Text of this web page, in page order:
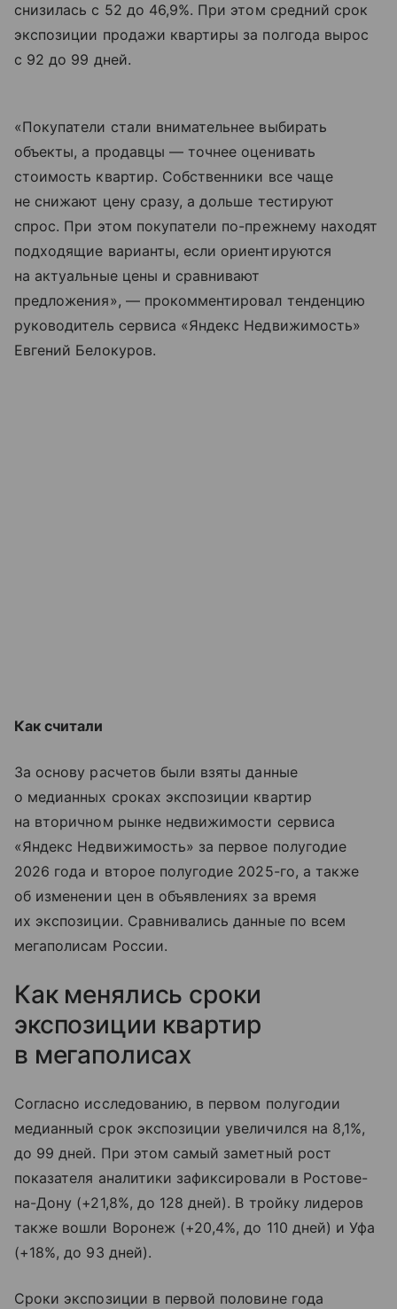
снизилась с 52 до 46,9%. При этом средний срок
экспозиции продажи квартиры за полгода вырос
с 92 до 99 дней.
«Покупатели стали внимательнее выбирать
объекты, а продавцы — точнее оценивать
стоимость квартир. Собственники все чаще
не снижают цену сразу, а дольше тестируют
спрос. При этом покупатели по-прежнему находят
подходящие варианты, если ориентируются
на актуальные цены и сравнивают
предложения», — прокомментировал тенденцию
руководитель сервиса «Яндекс Недвижимость»
Евгений Белокуров.
Как считали
За основу расчетов были взяты данные
о медианных сроках экспозиции квартир
на вторичном рынке недвижимости сервиса
«Яндекс Недвижимость» за первое полугодие
2026 года и второе полугодие 2025-го, а также
об изменении цен в объявлениях за время
их экспозиции. Сравнивались данные по всем
мегаполисам России.
Как менялись сроки
экспозиции квартир
в мегаполисах
Согласно исследованию, в первом полугодии
медианный срок экспозиции увеличился на 8,1%,
до 99 дней. При этом самый заметный рост
показателя аналитики зафиксировали в Ростове-
на-Дону (+21,8%, до 128 дней). В тройку лидеров
также вошли Воронеж (+20,4%, до 110 дней) и Уфа
(+18%, до 93 дней).
Сроки экспозиции в первой половине года